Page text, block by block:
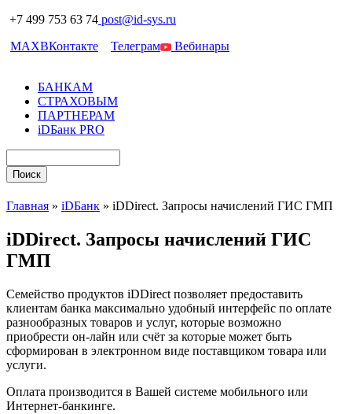
+7 499 753 63 74 post@id-sys.ru
MAXВКонтакте Телеграм Вебинары
БАНКАМ
СТРАХОВЫМ
ПАРТНЕРАМ
iDБанк PRO
Главная » iDБанк » iDDirect. Запросы начислений ГИС ГМП
iDDirect. Запросы начислений ГИС
ГМП
Семейство продуктов iDDirect позволяет предоставить
клиентам банка максимально удобный интерфейс по оплате
разнообразных товаров и услуг, которые возможно
приобрести он-лайн или счёт за которые может быть
сформирован в электронном виде поставщиком товара или
услуги.
Оплата производится в Вашей системе мобильного или
Интернет-банкинге.